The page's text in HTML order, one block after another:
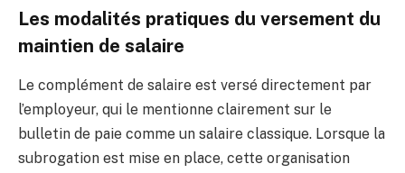
Les modalités pratiques du versement du
maintien de salaire
Le complément de salaire est versé directement par
l’employeur, qui le mentionne clairement sur le
bulletin de paie comme un salaire classique. Lorsque la
subrogation est mise en place, cette organisation